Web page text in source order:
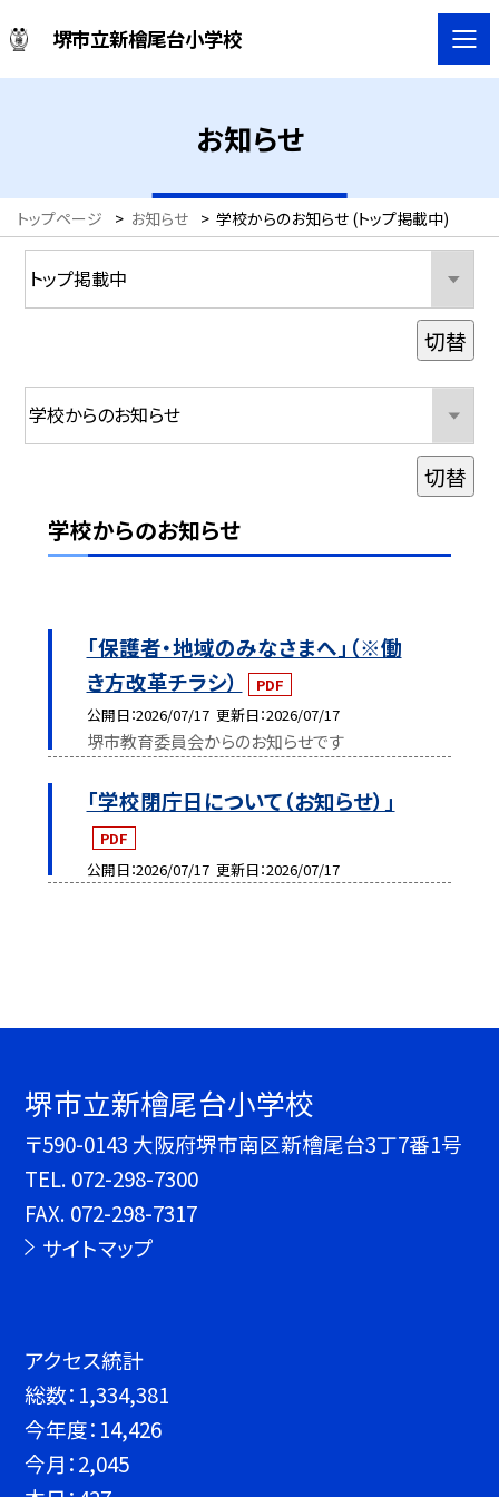
堺市立新檜尾台小学校
お知らせ
トップページ > お知らせ > 学校からのお知らせ (トップ掲載中)
学校からのお知らせ
「保護者・地域のみなさまへ」（※働
き方改革チラシ）
PDF
公開日 2026/07/17 更新日 2026/07/17
堺市教育委員会からのお知らせです
「学校閉庁日について（お知らせ）」
PDF
公開日 2026/07/17 更新日 2026/07/17
切替
切替
堺市立新檜尾台小学校
〒590-0143 大阪府堺市南区新檜尾台3丁7番1号
TEL. 072-298-7300
FAX. 072-298-7317
サイトマップ
アクセス統計
総数： 1,334,381
今年度： 14,426
今月：2,045